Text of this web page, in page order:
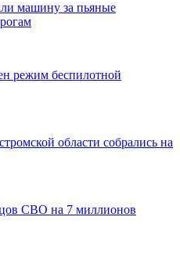
машину за пьяные
режим беспилотной
области собрались на
СВО на 7 миллионов